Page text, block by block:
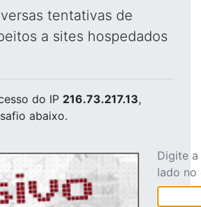
tentativas de
a sites hospedados
do IP 216.73.217.13,
abaixo.
Digite
lado no